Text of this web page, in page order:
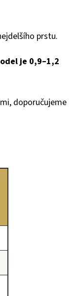
prstu.
je 0,9–1,2
doporučujeme